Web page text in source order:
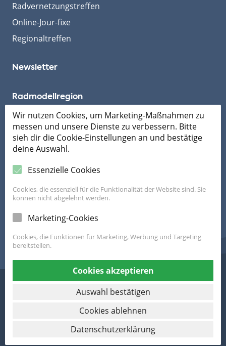
Radvernetzungstreffen
Online-Jour-fixe
Regionaltreffen
Newsletter
Radmodellregion
Mobil ans Ziel
Datenschutzerklärung
thomasstrasser.io
Wir nutzen Cookies, um Marketing-Maßnahmen zu
messen und unsere Dienste zu verbessern. Bitte
sieh dir die Cookie-Einstellungen an und bestätige
deine Auswahl.
Essenzielle Cookies
Cookies, die essenziell für die Funktionalität der Website sind. Sie
können nicht abgelehnt werden.
Marketing-Cookies
Cookies, die Funktionen für Marketing, Werbung und Targeting
bereitstellen.
Cookies akzeptieren
Auswahl bestätigen
Cookies ablehnen
Datenschutzerklärung